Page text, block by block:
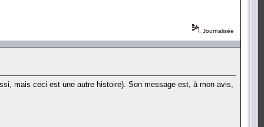
Journalisée
mais ceci est une autre histoire). Son message est, à mon avis,